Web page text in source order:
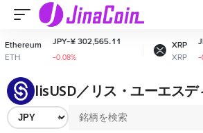
JPY-¥ 302,565.11
-0.08%
XRP
XRP
-
lisUSD／リス・ユーエスデ